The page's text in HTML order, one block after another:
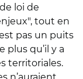
loi de
tout en
pas un puits
plus qu’il y a
territoriales.